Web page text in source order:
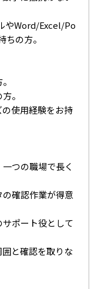
やWord/Excel/Po
の方。
。
の使用経験をお持
つの職場で長く
の確認作業が得意
サポート役として
囲と確認を取りな